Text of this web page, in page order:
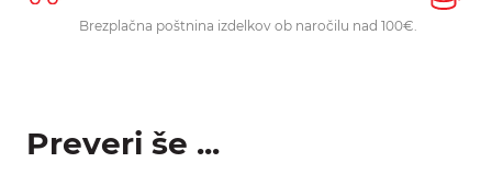
Brezplačna poštnina izdelkov ob naročilu nad 100€.
Preveri še ...